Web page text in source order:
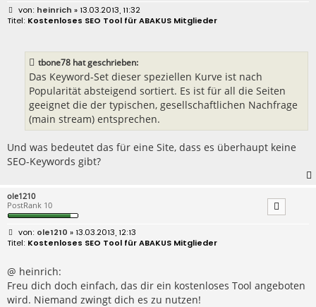
B
e
heinrich » 13.03.2013, 11:32
Kostenloses SEO Tool für ABAKUS Mitglieder
tbone78 hat geschrieben:
Das Keyword-Set dieser speziellen Kurve ist nach
Popularität absteigend sortiert. Es ist für all die Seiten
geeignet die der typischen, gesellschaftlichen Nachfrage
(main stream) entsprechen.
Und was bedeutet das für eine Site, dass es überhaupt keine
SEO-Keywords gibt?
ole1210
PostRank 10
B
e
i
r
a
g
ole1210 » 13.03.2013, 12:13
Kostenloses SEO Tool für ABAKUS Mitglieder
@ heinrich:
Freu dich doch einfach, das dir ein kostenloses Tool angeboten
wird. Niemand zwingt dich es zu nutzen!